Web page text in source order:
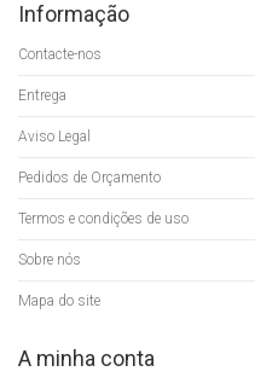
Informação
Contacte-nos
Entrega
Aviso Legal
Pedidos de Orçamento
Termos e condições de uso
Sobre nós
Mapa do site
A minha conta